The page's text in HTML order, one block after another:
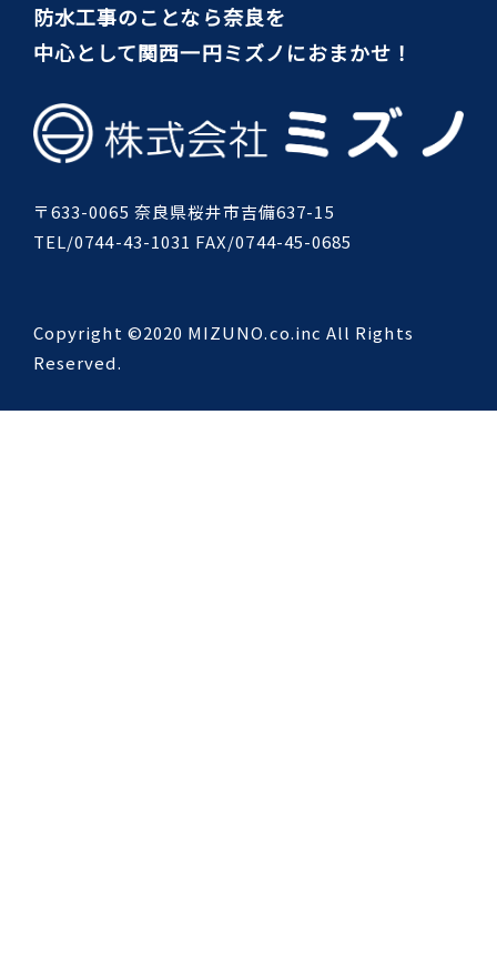
防水工事のことなら奈良を
中心として関西一円ミズノにおまかせ！
〒633-0065 奈良県桜井市吉備637-15
TEL/0744-43-1031 FAX/0744-45-0685
Copyright ©2020 MIZUNO.co.inc All Rights
Reserved.